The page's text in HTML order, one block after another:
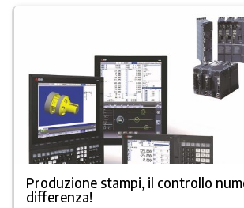
Produzione stampi, il controllo
differenza!